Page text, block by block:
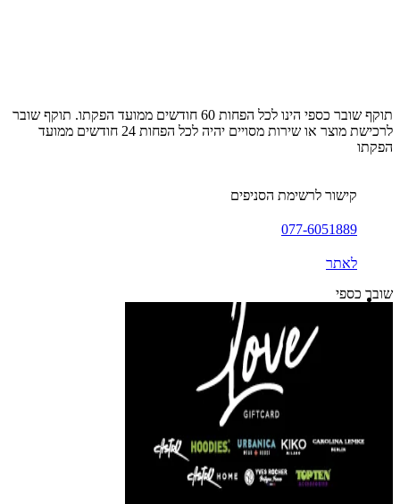
תוקף שובר כספי הינו לכל הפחות 60 חודשים ממועד הפקתו. תוקף שובר
לרכישת מוצר או שירות מסויים יהיה לכל הפחות 24 חודשים ממועד
הפקתו
קישור לרשימת הסניפים
077-6051889
לאתר
שובר כספי